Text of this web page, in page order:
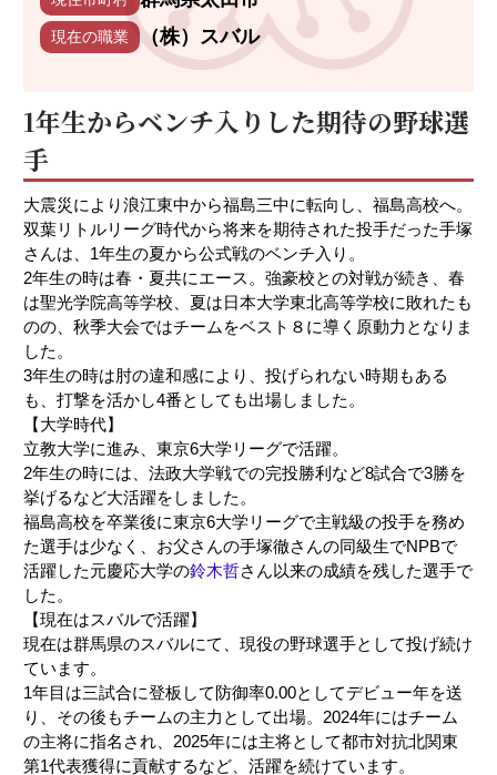
現在の職業 （株）スバル
1年生からベンチ入りした期待の野球選
手
大震災により浪江東中から福島三中に転向し、福島高校へ。
双葉リトルリーグ時代から将来を期待された投手だった手塚
さんは、1年生の夏から公式戦のベンチ入り。
2年生の時は春・夏共にエース。強豪校との対戦が続き、春
は聖光学院高等学校、夏は日本大学東北高等学校に敗れたも
のの、秋季大会ではチームをベスト８に導く原動力となりま
した。
3年生の時は肘の違和感により、投げられない時期もある
も、打撃を活かし4番としても出場しました。
【大学時代】
立教大学に進み、東京6大学リーグで活躍。
2年生の時には、法政大学戦での完投勝利など8試合で3勝を
挙げるなど大活躍をしました。
福島高校を卒業後に東京6大学リーグで主戦級の投手を務め
た選手は少なく、お父さんの手塚徹さんの同級生でNPBで
活躍した元慶応大学の鈴木哲さん以来の成績を残した選手で
した。
【現在はスバルで活躍】
現在は群馬県のスバルにて、現役の野球選手として投げ続け
ています。
1年目は三試合に登板して防御率0.00としてデビュー年を送
り、その後もチームの主力として出場。2024年にはチーム
の主将に指名され、2025年には主将として都市対抗北関東
第1代表獲得に貢献するなど、活躍を続けています。